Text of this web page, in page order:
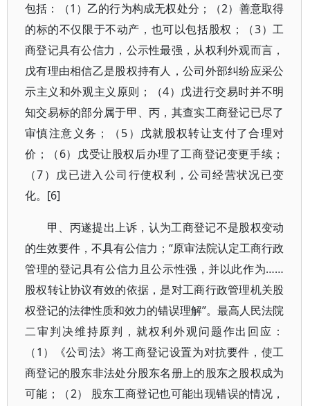
包括：（1）乙的行为构成无权处分；（2）善意取得
的标的不仅限于不动产，也可以包括股权；（3）工
商登记具有公信力，公示性最强，从权利外观而言，
戊有理由相信乙是股权持有人，公司外部纠纷应采公
示主义和外观主义原则；（4）戊进行交易时并不明
知交易标的部分属于甲、丙，其查实工商登记已尽了
审慎注意义务；（5）戊就股权转让支付了合理对
价；（6）戊受让股权后办理了工商登记变更手续；
（7）戊已进入公司行使权利，公司经营状况已变
化。[6]
甲、丙遂提出上诉，认为工商登记不是股权变动
的生效要件，不具有公信力；“原审法院认定工商行政
管理的登记具有公信力且公示性强，并以此作为……
股权转让协议有效的依据，是对工商行政管理机关股
权登记的法律性质和效力的错误理解”。最高人民法院
二审判决维持原判，就权利外观问题作出回应：
（1）《公司法》将工商登记设置为对抗要件，使工
商登记的股东非法处分股东名册上的股东之股权成为
可能；（2） 股东工商登记也可能出现错误的情况，